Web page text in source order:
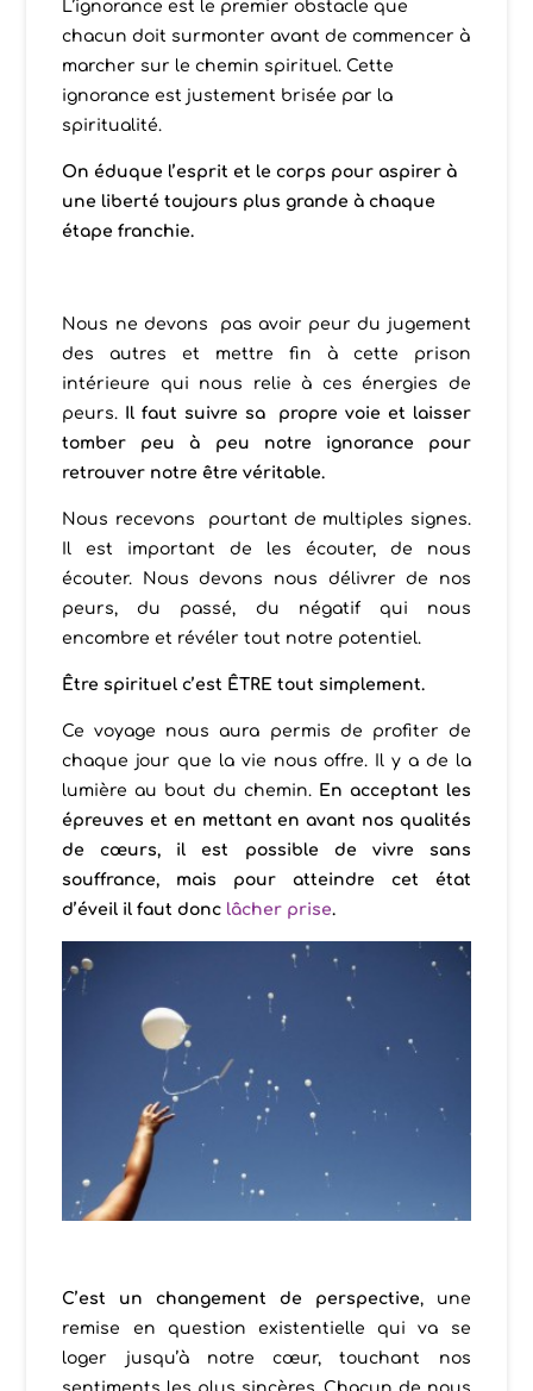
L’ignorance est le premier obstacle que
chacun doit surmonter avant de commencer à
marcher sur le chemin spirituel. Cette
ignorance est justement brisée par la
spiritualité.
On éduque l’esprit et le corps pour aspirer à
une liberté toujours plus grande à chaque
étape franchie.
Nous ne devons pas avoir peur du jugement
des autres et mettre fin à cette prison
intérieure qui nous relie à ces énergies de
peurs.
Il faut suivre sa propre voie et laisser
tomber peu à peu notre ignorance pour
retrouver notre être véritable.
Nous recevons pourtant de multiples signes.
Il est important de les écouter, de nous
écouter. Nous devons nous délivrer de nos
peurs, du passé, du négatif qui nous
encombre et révéler tout notre potentiel.
Être spirituel c’est ÊTRE tout simplement.
Ce voyage nous aura permis de profiter de
chaque jour que la vie nous offre. Il y a de la
lumière au bout du chemin. En acceptant les
épreuves et en mettant en avant nos qualités
de cœurs, il est possible de vivre sans
souffrance, mais pour atteindre cet état
d’éveil il faut donc lâcher prise.
C’est un changement de perspective, une
remise en question existentielle qui va se
loger jusqu’à notre cœur, touchant nos